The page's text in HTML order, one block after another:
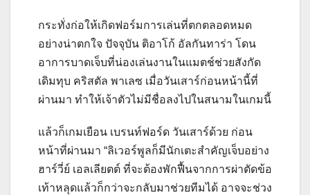
กระทั่งก่อให้เกิดฟอร์มการเล่นที่ตกตลอดหมด
อย่างน่าตกใจ ปัจจุบัน ติอาโก้ อัลกันทาร่า โดน
อาการบาดเจ็บที่น่องเล่นงานในแมตช์ช่วยสังกัด
เดิมทุบ คริสตัล พาเลซ เมื่อวันเสาร์ก่อนหน้านี้ที่
ผ่านมา ทำให้เจ้าตัวไม่มีชื่อลงไปในสนามในเกมนี้
แล้วก็เกมเยือน เบรนท์ฟอร์ด วันเสาร์ด้วย ก่อน
หน้าที่ผ่านมา “ลิเวอร์พูลก็มีนักเตะสำคัญเจ็บอย่าง
ฮาร์วี่ย์ เอลเลียตต์ ที่จะต้องพักฟื้นจากการผ่าตัดข้อ
เท้าหลุดแล้วก็กว่าจะกลับมาช่วยทีมได้ อาจจะช่วง